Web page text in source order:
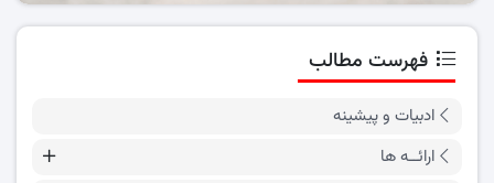
فهرست مطالب
ادبیات و پیشینه
ارائــه ها